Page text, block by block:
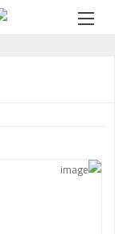
الوسم: